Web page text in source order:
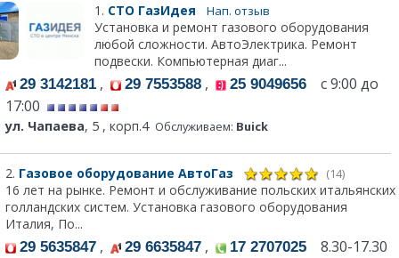
1. СТО ГазИдея Нап. отзыв
Установка и ремонт газового оборудования
любой сложности. АвтоЭлектрика. Ремонт
подвески. Компьютерная диаг...
29 3142181 , 29 7553588 , 25 9049656 с 9:00 до
17:00
ул. Чапаева, 5 , корп.4 Обслуживаем: Buick
2. Газовое оборудование АвтоГаз (14)
16 лет на рынке. Ремонт и обслуживание польских итальянских
голландских систем. Установка газового оборудования
Италия, По...
29 5635847 , 29 6635847 , 17 2707025 8.30-17.30